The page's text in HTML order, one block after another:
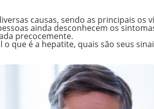
causas, sendo as principais os
ainda desconhecem os
precocemente.
que é a hepatite, quais são seus